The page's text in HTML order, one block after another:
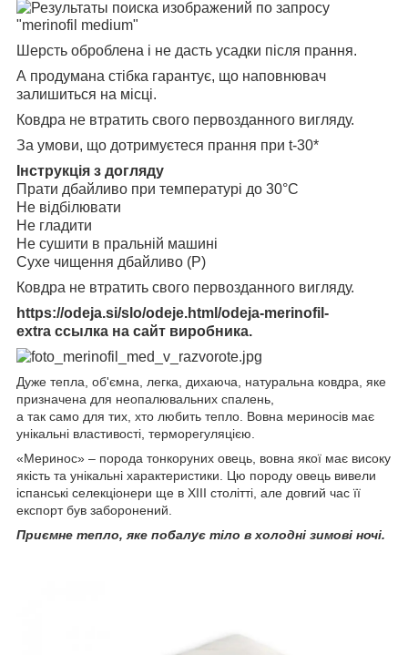
Шерсть оброблена і не дасть усадки після прання.
А продумана стібка гарантує, що наповнювач
залишиться на місці.
Ковдра не втратить свого первозданного вигляду.
За умови, що дотримуєтеся прання при t-30*
Інструкція з догляду
Прати дбайливо при температурі до 30°C
Не відбілювати
Не гладити
Не сушити в пральній машині
Сухе чищення дбайливо (P)
Ковдра не втратить свого первозданного вигляду.
https://odeja.si/slo/odeje.html/odeja-merinofil-
extra ссылка на сайт виробника.
Дуже тепла, об'ємна, легка, дихаюча, натуральна ковдра, яке
призначена для неопалювальних спалень,
а так само для тих, хто любить тепло. Вовна мериносів має
унікальні властивості, терморегуляцією.
«Меринос» – порода тонкоруних овець, вовна якої має високу
якість та унікальні характеристики. Цю породу овець вивели
іспанські селекціонери ще в XIII столітті, але довгий час її
експорт був заборонений.
Приємне тепло, яке побалує тіло в холодні зимові ночі.